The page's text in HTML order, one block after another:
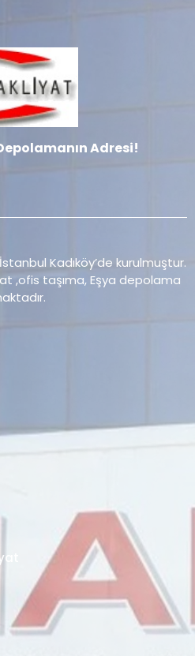
Adresi!
İstanbul Kadıköy’de kurulmuştur.
,ofis taşıma, Eşya depolama